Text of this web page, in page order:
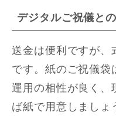
デジタルご祝儀と
送金は便利ですが、
です。紙のご祝儀袋
運用の相性が良く、
ば紙で用意しましょ